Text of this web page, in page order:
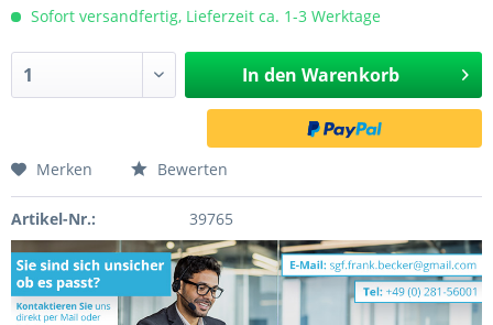
Sofort versandfertig, Lieferzeit ca. 1-3 Werktage
In den Warenkorb
Merken Bewerten
Artikel-Nr.: 39765